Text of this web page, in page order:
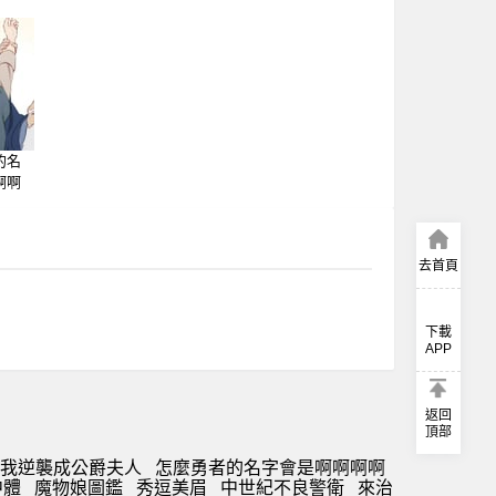
名
啊
逆襲成公爵夫人
怎麼勇者的名字會是啊啊啊啊
體
魔物娘圖鑑 秀逗美眉 中世紀不良警衛 來治
去首頁
下載
APP
返回
頂部